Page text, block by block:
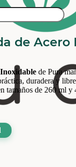
de Acero
de Pura
duradera y
tamaños de 260 ml y